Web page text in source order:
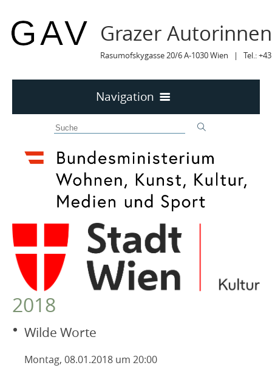
Grazer
Rasumofskygasse 20/6 A-1030 Wien | Tel.:
Navigation
MITTEILUNGEN
MITTEILUNGEN Archiv
TERMINE
TERMINE sortiert
LYRIK IM MÄRZ
MITGLIEDER
VEREIN
2025
2018
Wilde Worte
Montag, 08.01.2018 um 20:00